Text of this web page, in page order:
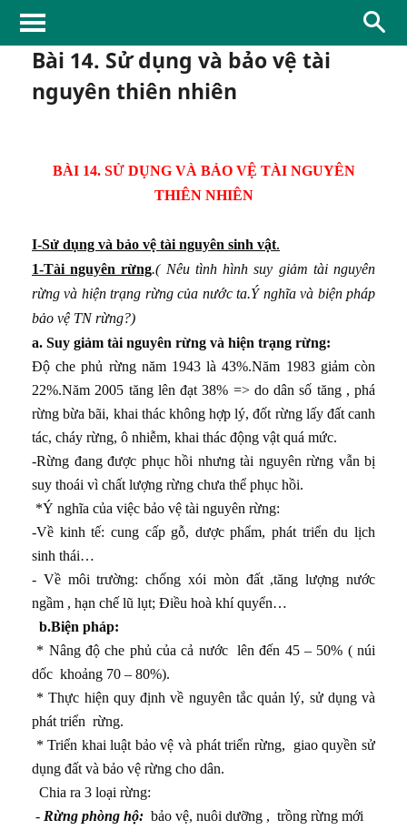
Bài 14. Sử dụng và bảo vệ tài
nguyên thiên nhiên
BÀI 14. SỬ DỤNG VÀ BẢO VỆ TÀI NGUYÊN
THIÊN NHIÊN
I-Sử dụng và bảo vệ tài nguyên sinh vật.
1-Tài nguyên rừng.( Nêu tình hình suy giảm tài nguyên
rừng và hiện trạng rừng của nước ta.Ý nghĩa và biện pháp
bảo vệ TN rừng?)
a. Suy giảm tài nguyên rừng và hiện trạng rừng:
Độ che phủ rừng năm 1943 là 43%.Năm 1983 giảm còn
22%.Năm 2005 tăng lên đạt 38% => do dân số tăng , phá
rừng bừa bãi, khai thác không hợp lý, đốt rừng lấy đất canh
tác, cháy rừng, ô nhiễm, khai thác động vật quá mức.
-Rừng đang được phục hồi nhưng tài nguyên rừng vẫn bị
suy thoái vì chất lượng rừng chưa thể phục hồi.
*Ý nghĩa của việc bảo vệ tài nguyên rừng:
-Về kinh tế: cung cấp gỗ, dược phẩm, phát triển du lịch
sinh thái…
- Về môi trường: chống xói mòn đất ,tăng lượng nước
ngầm , hạn chế lũ lụt; Điều hoà khí quyển…
b.Biện pháp:
* Nâng độ che phủ của cả nước lên đến 45 – 50% ( núi
dốc khoảng 70 – 80%).
* Thực hiện quy định về nguyên tắc quản lý, sử dụng và
phát triển rừng.
* Triển khai luật bảo vệ và phát triển rừng, giao quyền sử
dụng đất và bảo vệ rừng cho dân.
Chia ra 3 loại rừng:
- Rừng phòng hộ: bảo vệ, nuôi dưỡng , trồng rừng mới
hội nhập
lãnh thổ Việt Nam
thiên nhiên
thiên tai
cư ở nước ta
và lâm nghiệp
công nghiệp trọng điểm
nghiệp
vận tải và thông tin liên lạc
du lịch